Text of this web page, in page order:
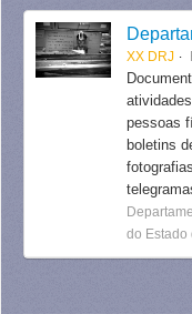
XX DRJ
pessoas
boletins
do Estado